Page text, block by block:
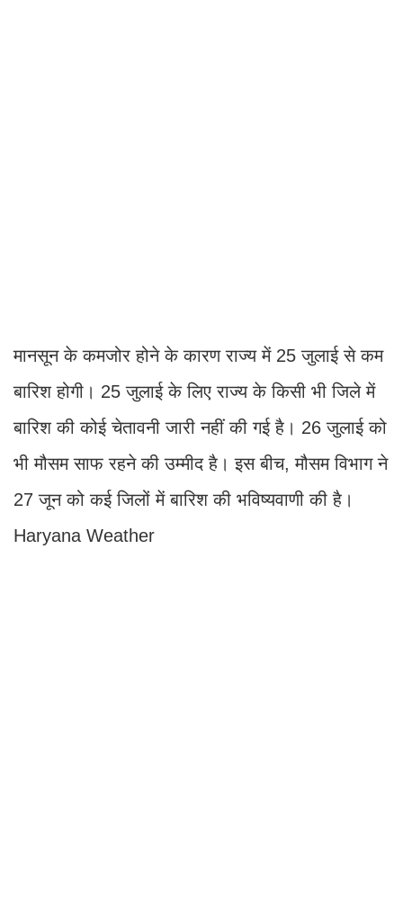
मानसून के कमजोर होने के कारण राज्य में 25 जुलाई से कम
बारिश होगी। 25 जुलाई के लिए राज्य के किसी भी जिले में
बारिश की कोई चेतावनी जारी नहीं की गई है। 26 जुलाई को
भी मौसम साफ रहने की उम्मीद है। इस बीच, मौसम विभाग ने
27 जून को कई जिलों में बारिश की भविष्यवाणी की है।
Haryana Weather